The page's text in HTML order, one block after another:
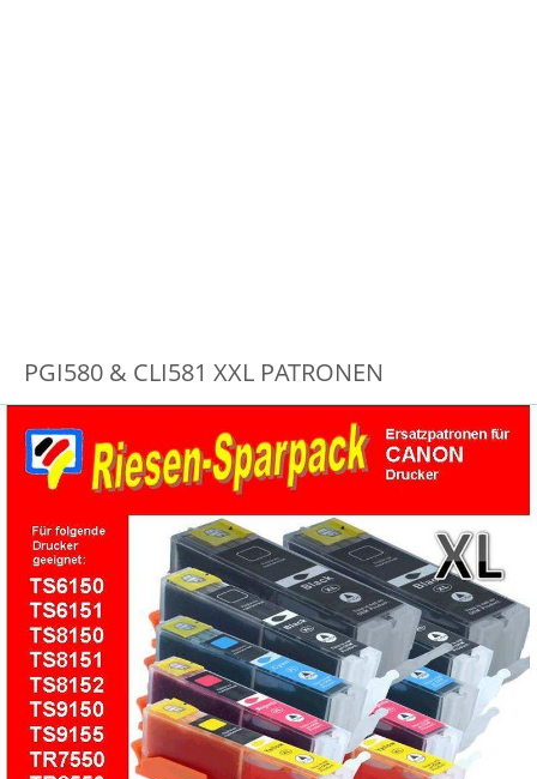
PGI580 & CLI581 XXL PATRONEN